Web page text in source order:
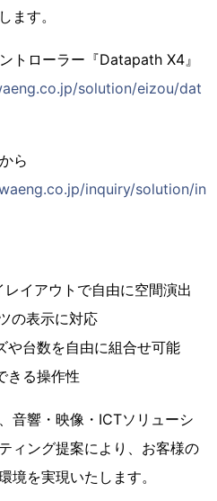
ます。
ローラー『Datapath X4』
solution/eizou/dat
ら
inquiry/solution/in
イアウトで自由に空間演出
表示に対応
台数を自由に組合せ可能
る操作性
音響・映像・ICTソリューシ
ィング提案により、お客様の
境を実現いたします。